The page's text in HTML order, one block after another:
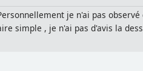
je n'ai pas observé
simple , je n'ai pas d'avis la